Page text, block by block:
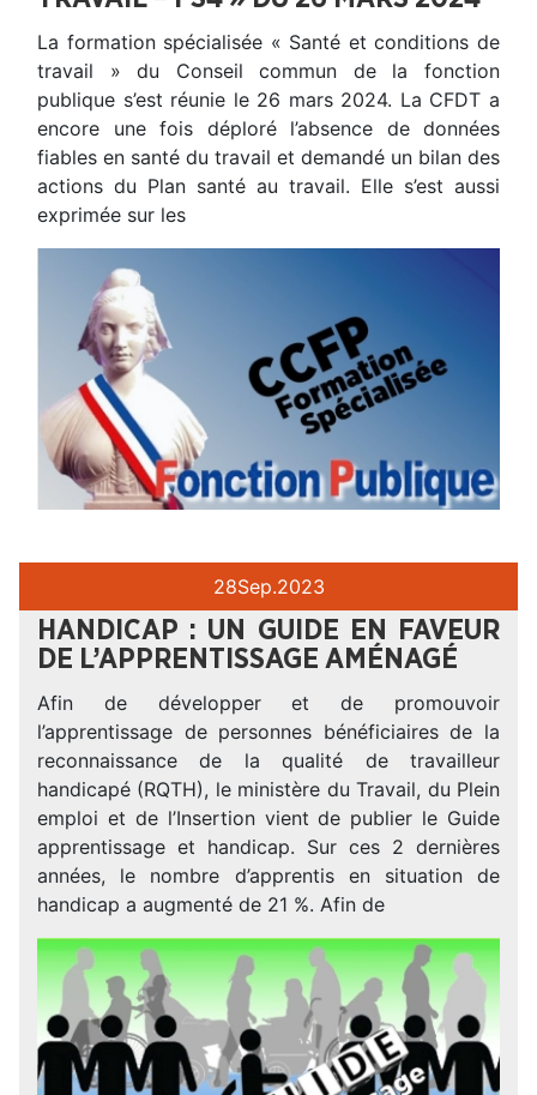
La formation spécialisée « Santé et conditions de
travail » du Conseil commun de la fonction
publique s’est réunie le 26 mars 2024. La CFDT a
encore une fois déploré l’absence de données
fiables en santé du travail et demandé un bilan des
actions du Plan santé au travail. Elle s’est aussi
exprimée sur les
28Sep.2023
HANDICAP : UN GUIDE EN FAVEUR
DE L’APPRENTISSAGE AMÉNAGÉ
Afin de développer et de promouvoir
l’apprentissage de personnes bénéficiaires de la
reconnaissance de la qualité de travailleur
handicapé (RQTH), le ministère du Travail, du Plein
emploi et de l’Insertion vient de publier le Guide
apprentissage et handicap. Sur ces 2 dernières
années, le nombre d’apprentis en situation de
handicap a augmenté de 21 %. Afin de